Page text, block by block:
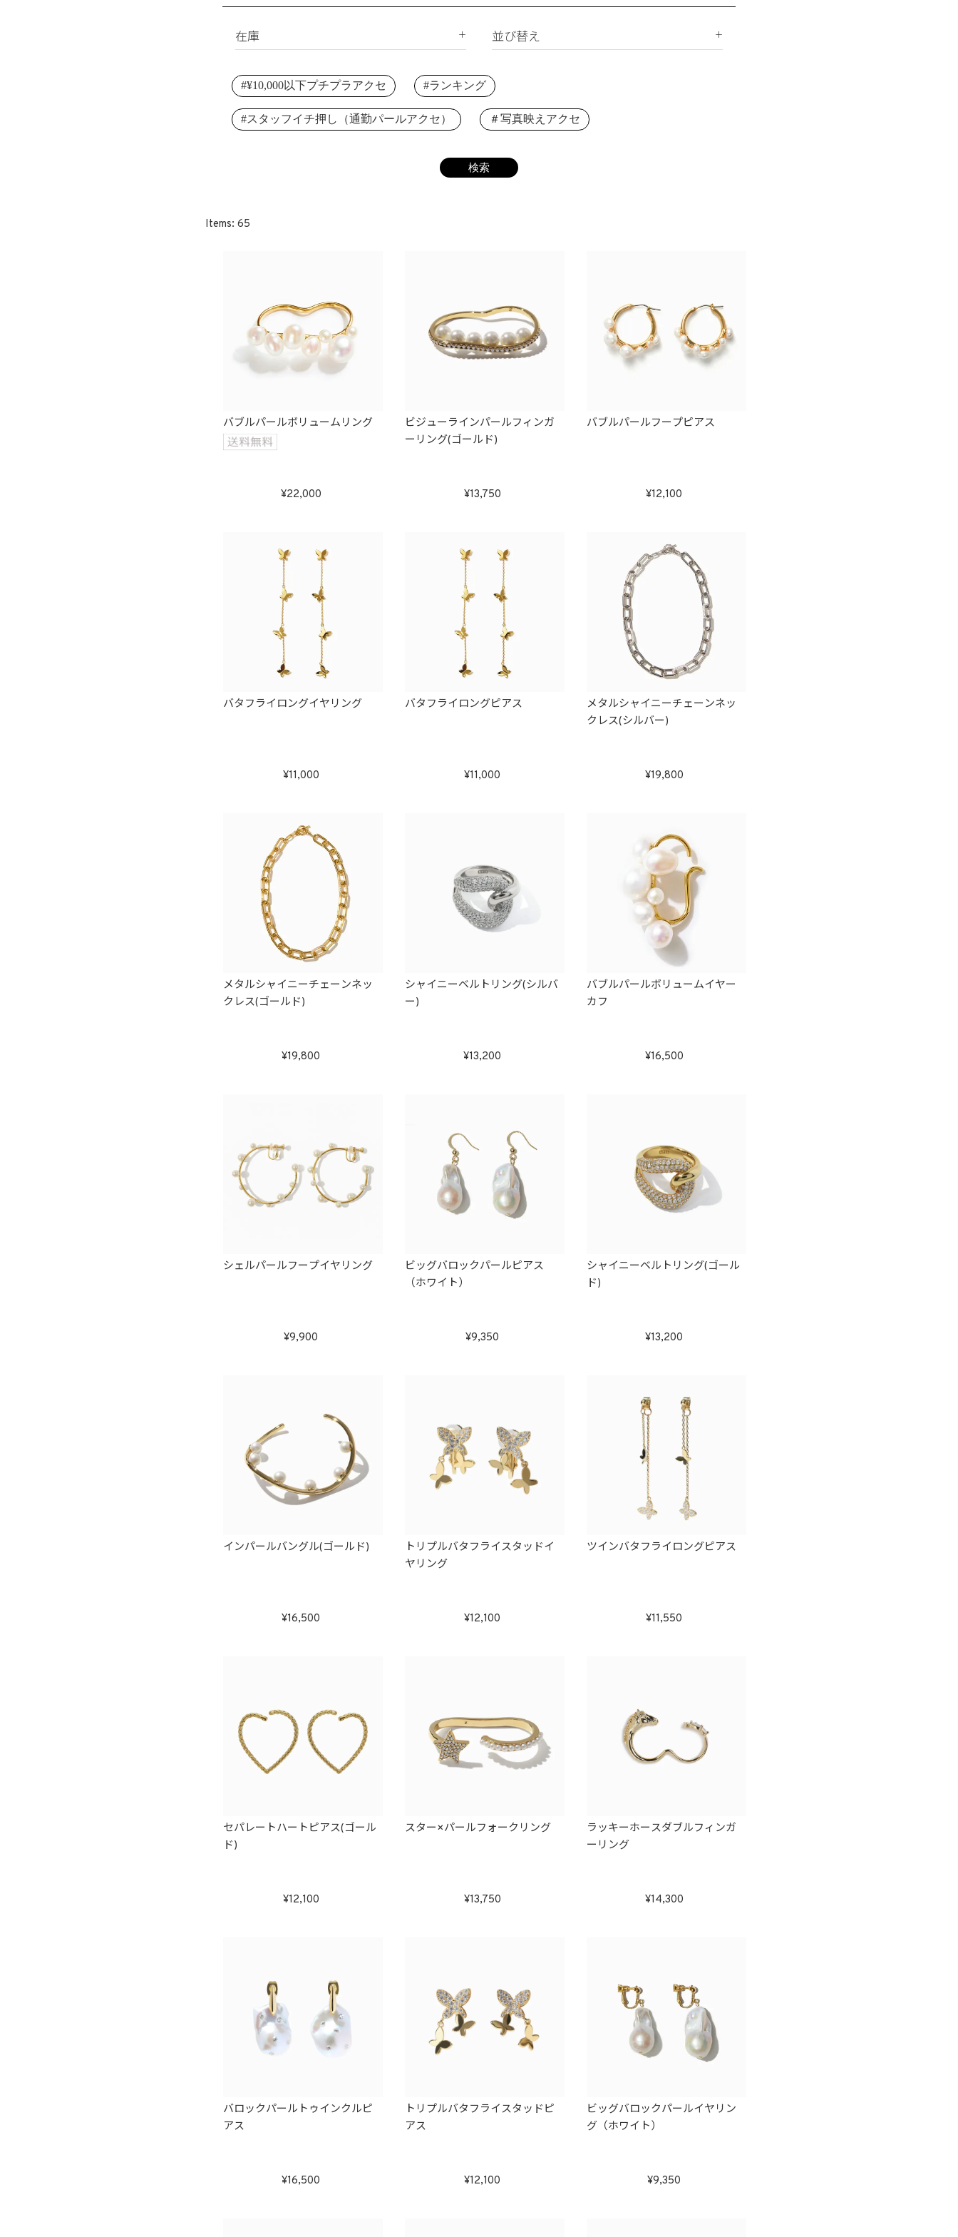
ブレスレット
リング
イニシャル
その他
SET
淡水パール
シェルパール
合成石
ジルコニア
在庫
在庫あり
受注生産
並び替え
価格が高い順
#¥10,000以下プチプラアクセ #ランキング
#スタッフイチ押し（通勤パールアクセ） ＃写真映えアクセ
65
バブルパールボリュームリング
22,000
ビジューラインパールフィンガ
ーリング(ゴールド)
13,750
バブルパールフープピアス
12,100
バタフライロングイヤリング
11,000
バタフライロングピアス
11,000
メタルシャイニーチェーンネッ
クレス(シルバー)
19,800
メタルシャイニーチェーンネッ
クレス(ゴールド)
19,800
シャイニーベルトリング(シルバ
ー)
13,200
バブルパールボリュームイヤー
カフ
16,500
シェルパールフープイヤリング
9,900
ビッグバロックパールピアス
（ホワイト）
9,350
シャイニーベルトリング(ゴール
ド)
13,200
インパールバングル(ゴールド)
16,500
トリプルバタフライスタッドイ
ヤリング
12,100
ツインバタフライロングピアス
11,550
セパレートハートピアス(ゴール
ド)
12,100
スター×パールフォークリング
13,750
ラッキーホースダブルフィンガ
ーリング
14,300
バロックパールトゥインクルピ
アス
16,500
トリプルバタフライスタッドピ
アス
12,100
ビッグバロックパールイヤリン
グ（ホワイト）
9,350